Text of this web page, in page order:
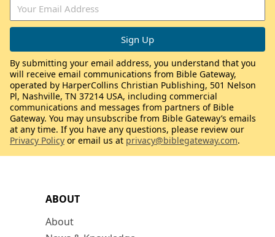
ABOUT
About
By submitting your email address, you understand that you
will receive email communications from Bible Gateway,
operated by HarperCollins Christian Publishing, 501 Nelson
Pl, Nashville, TN 37214 USA, including commercial
communications and messages from partners of Bible
Gateway. You may unsubscribe from Bible Gateway’s emails
at any time. If you have any questions, please review our
Privacy Policy or email us at privacy@biblegateway.com.